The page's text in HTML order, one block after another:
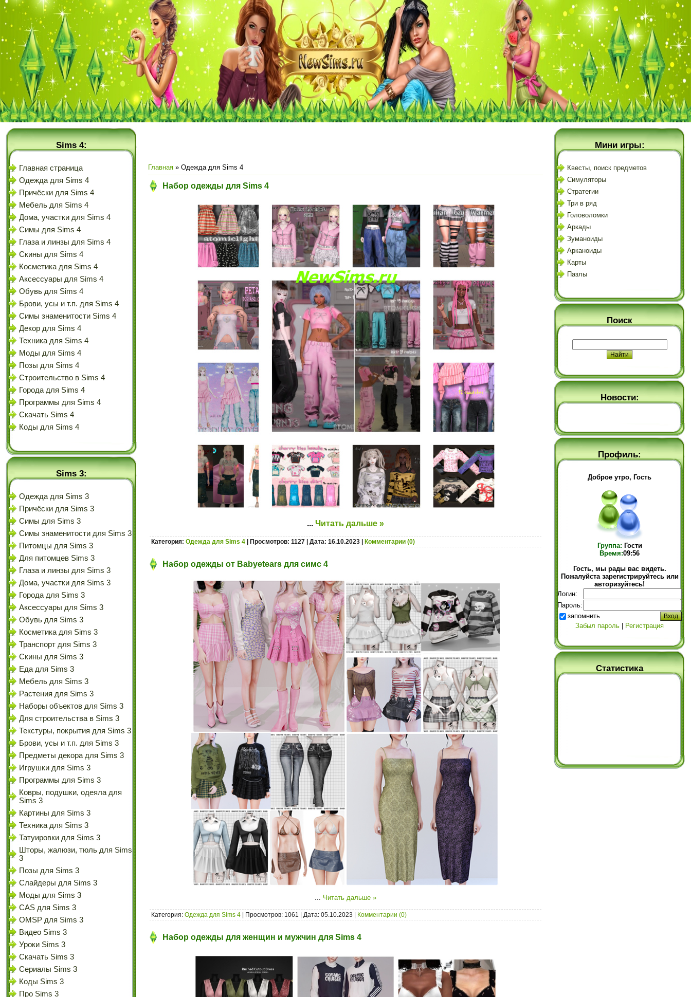
Sims 4:
Главная страница
Одежда для Sims 4
Причёски для Sims 4
Мебель для Sims 4
Дома, участки для Sims 4
Симы для Sims 4
Глаза и линзы для Sims 4
Скины для Sims 4
Косметика для Sims 4
Аксессуары для Sims 4
Обувь для Sims 4
Брови, усы и т.п. для Sims 4
Симы знаменитости Sims 4
Декор для Sims 4
Техника для Sims 4
Моды для Sims 4
Позы для Sims 4
Строительство в Sims 4
Города для Sims 4
Программы для Sims 4
Скачать Sims 4
Коды для Sims 4
Sims 3:
Одежда для Sims 3
Причёски для Sims 3
Симы для Sims 3
Симы знаменитости для Sims 3
Питомцы для Sims 3
Для питомцев Sims 3
Глаза и линзы для Sims 3
Дома, участки для Sims 3
Города для Sims 3
Аксессуары для Sims 3
Обувь для Sims 3
Косметика для Sims 3
Транспорт для Sims 3
Скины для Sims 3
Еда для Sims 3
Мебель для Sims 3
Растения для Sims 3
Наборы объектов для Sims 3
Для строительства в Sims 3
Текстуры, покрытия для Sims 3
Брови, усы и т.п. для Sims 3
Предметы декора для Sims 3
Игрушки для Sims 3
Программы для Sims 3
Ковры, подушки, одеяла для
Sims 3
Картины для Sims 3
Техника для Sims 3
Татуировки для Sims 3
Шторы, жалюзи, тюль для Sims
3
Позы для Sims 3
Слайдеры для Sims 3
Моды для Sims 3
CAS для Sims 3
OMSP для Sims 3
Видео Sims 3
Уроки Sims 3
Скачать Sims 3
Сериалы Sims 3
Коды Sims 3
Про Sims 3
Главная » Одежда для Sims 4
Набор одежды для Sims 4
... Читать дальше »
Категория: Одежда для Sims 4 | Просмотров: 1127 | Дата: 16.10.2023 Комментарии (0)
Набор одежды от Babyetears для симс 4
Читать дальше »
Категория: Одежда для Sims 4 | Просмотров: 1061 | Дата: 05.10.2023 Комментарии (0)
Набор одежды для женщин и мужчин для Sims 4
Мини игры:
Квесты, поиск предметов
Симуляторы
Стратегии
Три в ряд
Головоломки
Аркады
Зуманоиды
Арканоиды
Карты
Пазлы
Поиск
Новости:
Профиль:
Доброе утро, Гость
Группа: Гости
Время:09:56
Гость, мы рады вас видеть.
Пожалуйста зарегистрируйтесь или
авторизуйтесь!
Логин:
Пароль:
запомнить
Забыл пароль
Регистрация
Статистика